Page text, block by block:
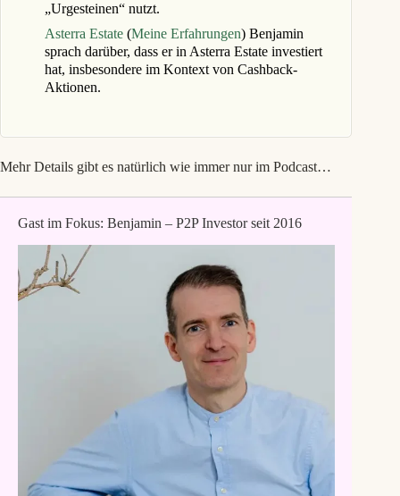
„Urgesteinen“ nutzt.
Asterra Estate (Meine Erfahrungen) Benjamin
sprach darüber, dass er in Asterra Estate investiert
hat, insbesondere im Kontext von Cashback-
Aktionen.
Mehr Details gibt es natürlich wie immer nur im Podcast…
Gast im Fokus: Benjamin – P2P Investor seit 2016